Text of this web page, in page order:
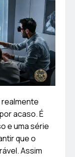
realmente
acaso. É
e uma série
que o
Assim